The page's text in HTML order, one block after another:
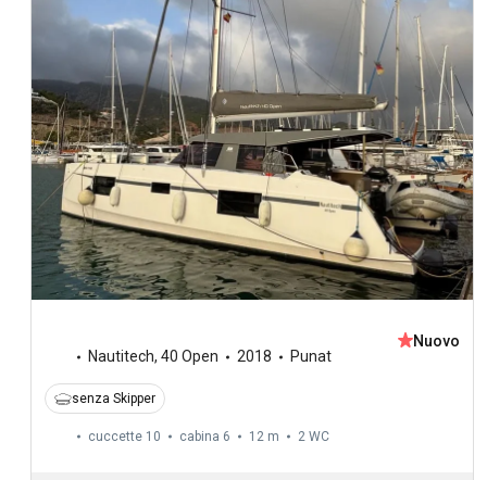
Nautitech, 40 Open 2018 Punat
Nuovo
senza Skipper
cuccette 10 cabina 6 12 m 2 WC